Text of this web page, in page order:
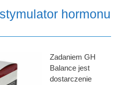
hormonu
Zadaniem GH
Balance jest
dostarczenie